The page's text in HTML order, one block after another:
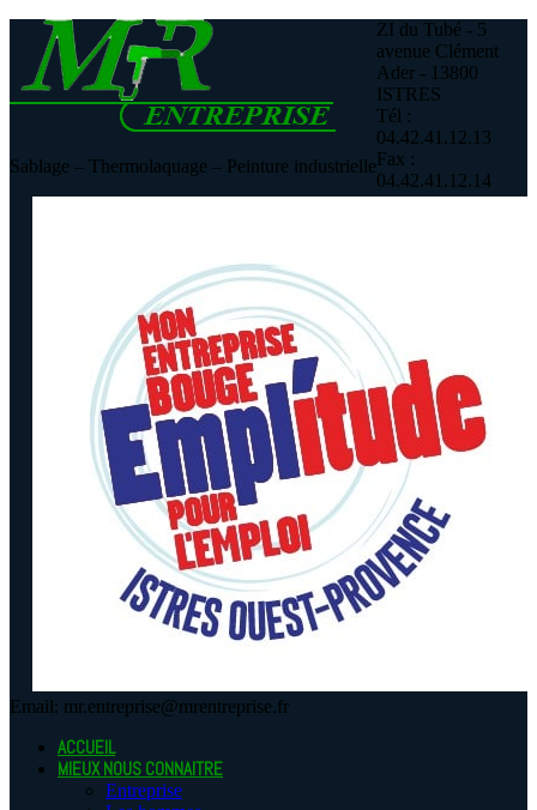
Sablage – Thermolaquage – Peinture industrielle
ZI du Tubé - 5
avenue Clément
Ader - 13800
ISTRES
Tél :
04.42.41.12.13
Fax :
04.42.41.12.14
Email: mr.entreprise@mrentreprise.fr
ACCUEIL
MIEUX NOUS CONNAITRE
Entreprise